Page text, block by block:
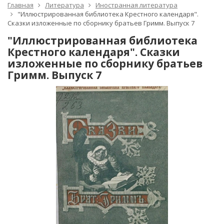
Главная Литература
Иностранная литература
"Иллюстрированная библиотека Крестного календаря".
Сказки изложенные по сборнику братьев Гримм. Выпуск 7
"Иллюстрированная библиотека
Крестного календаря". Сказки
изложенные по сборнику братьев
Гримм. Выпуск 7